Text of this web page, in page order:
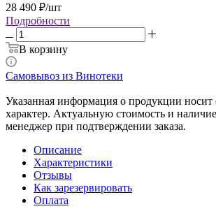
28 490 ₽/шт
Подробности
В корзину
Самовывоз из Винотеки
Указанная информация о продукции носит
характер. Актуальную стоимость и
менеджер при подтверждении заказа.
Описание
Характеристики
Отзывы
Как зарезервировать
Оплата